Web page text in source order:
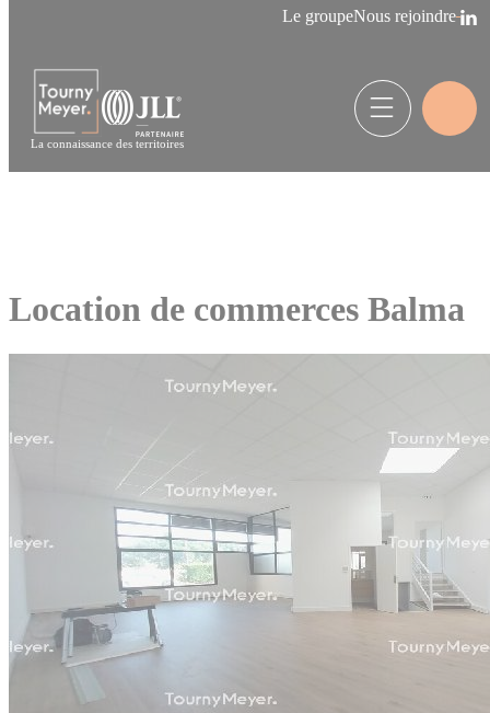
Le groupeNous rejoindre
La connaissance des territoires
Location de commerces Balma